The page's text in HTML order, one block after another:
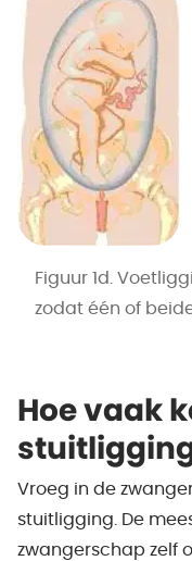
Figuur 1d.
zodat één of
Hoe vaak
Vroeg in de
stuitligging. De
zwangerschap zelf